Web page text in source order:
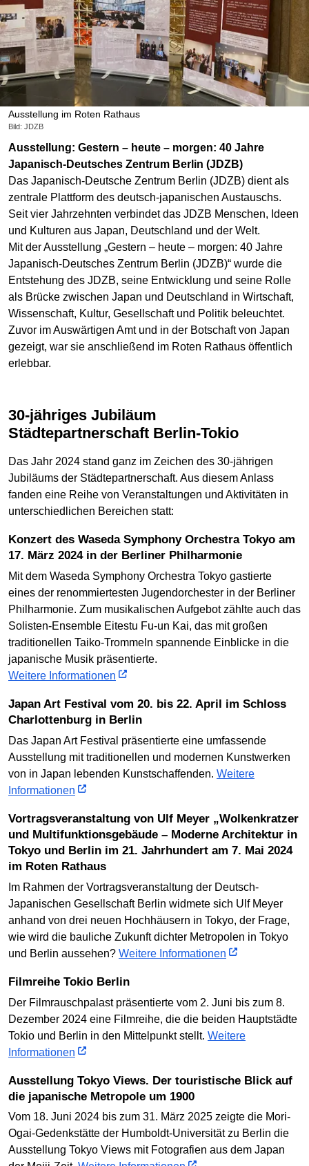
Ausstellung im Roten Rathaus
Bild: JDZB
Ausstellung: Gestern – heute – morgen: 40 Jahre
Japanisch-Deutsches Zentrum Berlin (JDZB)
Das Japanisch-Deutsche Zentrum Berlin (JDZB) dient als
zentrale Plattform des deutsch-japanischen Austauschs.
Seit vier Jahrzehnten verbindet das JDZB Menschen, Ideen
und Kulturen aus Japan, Deutschland und der Welt.
Mit der Ausstellung „Gestern – heute – morgen: 40 Jahre
Japanisch-Deutsches Zentrum Berlin (JDZB)“ wurde die
Entstehung des JDZB, seine Entwicklung und seine Rolle
als Brücke zwischen Japan und Deutschland in Wirtschaft,
Wissenschaft, Kultur, Gesellschaft und Politik beleuchtet.
Zuvor im Auswärtigen Amt und in der Botschaft von Japan
gezeigt, war sie anschließend im Roten Rathaus öffentlich
erlebbar.
30-jähriges Jubiläum
Städtepartnerschaft Berlin-Tokio
Das Jahr 2024 stand ganz im Zeichen des 30-jährigen
Jubiläums der Städtepartnerschaft. Aus diesem Anlass
fanden eine Reihe von Veranstaltungen und Aktivitäten in
unterschiedlichen Bereichen statt:
Konzert des Waseda Symphony Orchestra Tokyo am
17. März 2024 in der Berliner Philharmonie
Mit dem Waseda Symphony Orchestra Tokyo gastierte
eines der renommiertesten Jugendorchester in der Berliner
Philharmonie. Zum musikalischen Aufgebot zählte auch das
Solisten-Ensemble Eitestu Fu-un Kai, das mit großen
traditionellen Taiko-Trommeln spannende Einblicke in die
japanische Musik präsentierte.
Weitere Informationen
Japan Art Festival vom 20. bis 22. April im Schloss
Charlottenburg in Berlin
Das Japan Art Festival präsentierte eine umfassende
Ausstellung mit traditionellen und modernen Kunstwerken
von in Japan lebenden Kunstschaffenden. Weitere
Informationen
Vortragsveranstaltung von Ulf Meyer „Wolkenkratzer
und Multifunktionsgebäude – Moderne Architektur in
Tokyo und Berlin im 21. Jahrhundert am 7. Mai 2024
im Roten Rathaus
Im Rahmen der Vortragsveranstaltung der Deutsch-
Japanischen Gesellschaft Berlin widmete sich Ulf Meyer
anhand von drei neuen Hochhäusern in Tokyo, der Frage,
wie wird die bauliche Zukunft dichter Metropolen in Tokyo
und Berlin aussehen? Weitere Informationen
Filmreihe Tokio Berlin
Der Filmrauschpalast präsentierte vom 2. Juni bis zum 8.
Dezember 2024 eine Filmreihe, die die beiden Hauptstädte
Tokio und Berlin in den Mittelpunkt stellt. Weitere
Informationen
Ausstellung Tokyo Views. Der touristische Blick auf
die japanische Metropole um 1900
Vom 18. Juni 2024 bis zum 31. März 2025 zeigte die Mori-
Ogai-Gedenkstätte der Humboldt-Universität zu Berlin die
Ausstellung Tokyo Views mit Fotografien aus dem Japan